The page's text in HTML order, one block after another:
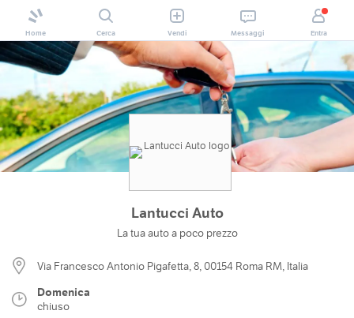
Home Cerca Vendi Messaggi Entra
Lantucci Auto
La tua auto a poco prezzo
Via Francesco Antonio Pigafetta, 8, 00154 Roma RM, Italia
Domenica
chiuso